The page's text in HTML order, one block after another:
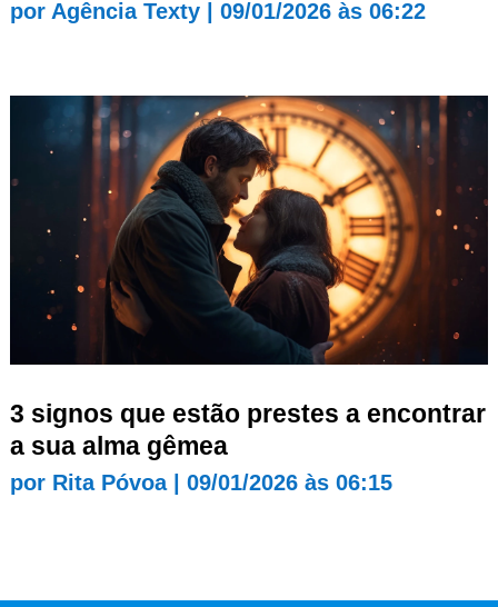
por Agência Texty| 09/01/2026 às 06:22
3 signos que estão prestes a encontrar
a sua alma gêmea
por Rita Póvoa| 09/01/2026 às 06:15